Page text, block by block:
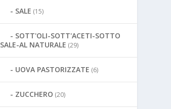
SALE (15)
SOTT'OLI-SOTT'ACETI-SOTTO
SALE-AL NATURALE (29)
UOVA PASTORIZZATE (6)
ZUCCHERO (20)